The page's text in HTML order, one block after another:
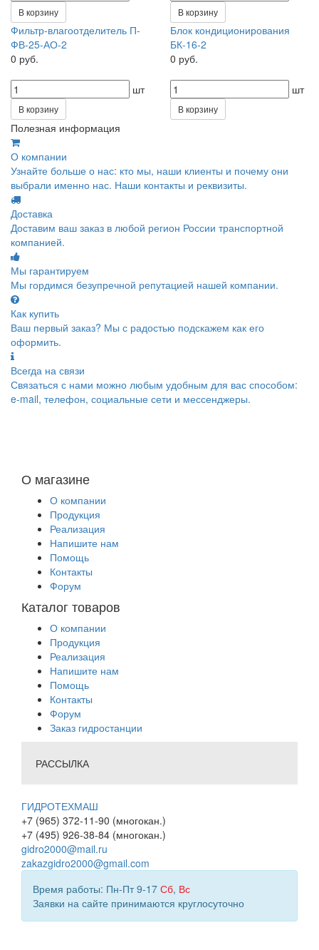
В корзину В корзину
Фильтр-влагоотделитель П-
ФВ-25-АО-2
0 руб.
шт
В корзину
Блок кондиционирования
БК-16-2
0 руб.
шт
В корзину
Полезная информация
О компании
Узнайте больше о нас: кто мы, наши клиенты и почему они
выбрали именно нас. Наши контакты и реквизиты.
Доставка
Доставим ваш заказ в любой регион России транспортной
компанией.
Мы гарантируем
Мы гордимся безупречной репутацией нашей компании.
Как купить
Ваш первый заказ? Мы с радостью подскажем как его
оформить.
Всегда на связи
Связаться с нами можно любым удобным для вас способом:
e-mail, телефон, социальные сети и мессенджеры.
О магазине
О компании
Продукция
Реализация
Напишите нам
Помощь
Контакты
Форум
Каталог товаров
О компании
Продукция
Реализация
Напишите нам
Помощь
Контакты
Форум
Заказ гидростанции
РАССЫЛКА
ГИДРОТЕХМАШ
+7 (965) 372-11-90 (многокан.)
+7 (495) 926-38-84 (многокан.)
gidro2000@mail.ru
zakazgidro2000@gmail.com
Время работы: Пн-Пт 9-17 Сб, Вс
Заявки на сайте принимаются круглосуточно